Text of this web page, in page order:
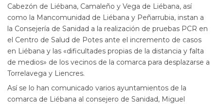
Cabezón de Liébana, Camaleño y Vega de Liébana, así
como la Mancomunidad de Liébana y Peñarrubia, instan a
la Consejería de Sanidad a la realización de pruebas PCR en
el Centro de Salud de Potes ante el incremento de casos
en Liébana y las «dificultades propias de la distancia y falta
de medios» de los vecinos de la comarca para desplazarse a
Torrelavega y Liencres.
Así se lo han comunicado varios ayuntamientos de la
comarca de Liébana al consejero de Sanidad, Miguel